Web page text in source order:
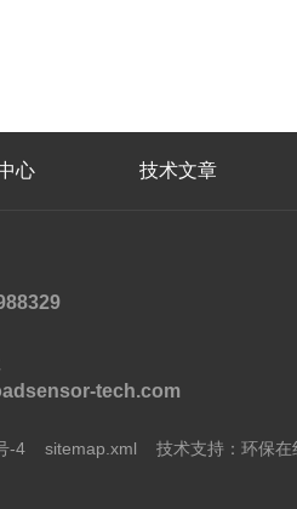
心 技术文章
tech.com
-4 sitemap.xml 技术支持： 环保在